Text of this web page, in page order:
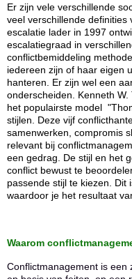
Er zijn vele verschillende
veel verschillende definities
escalatie lader in 1997
escalatiegraad in
conflictbemiddeling
iedereen zijn of haar eigen
hanteren. Er zijn wel een
onderscheiden. Kenneth
het populairste model
stijlen. Deze vijf
samenwerken, compromis
relevant bij
een gedrag. De stijl en het
conflict bewust te
passende stijl te kiezen. Dit
waardoor je het resultaat
Waarom
Conflictmanagement is een